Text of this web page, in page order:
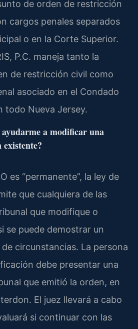
de orden de restricción
cargos penales separados
o en la Corte Superior.
P.C. maneja tanto la
de restricción civil como
asociado en el Condado
todo Nueva Jersey.
ayudarme a modificar una
es “permanente”, la ley de
que cualquiera de las
que modifique o
se puede demostrar un
circunstancias. La persona
debe presentar una
que emitió la orden, en
El juez llevará a cabo
si continuar con las